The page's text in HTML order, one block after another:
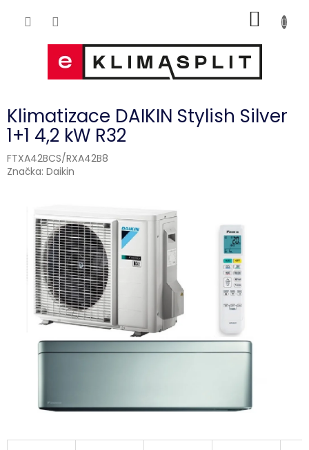
KOŠÍK
Klimatizace DAIKIN Stylish Silver
1+1 4,2 kW R32
FTXA42BCS/RXA42B8
Značka: Daikin